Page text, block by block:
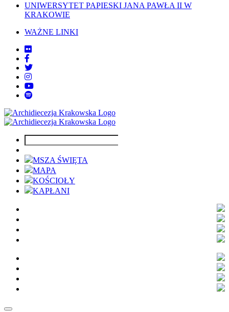
UNIWERSYTET PAPIESKI JANA PAWŁA II W
KRAKOWIE
WAŻNE LINKI
MSZA ŚWIĘTA
MAPA
KOŚCIOŁY
KAPŁANI